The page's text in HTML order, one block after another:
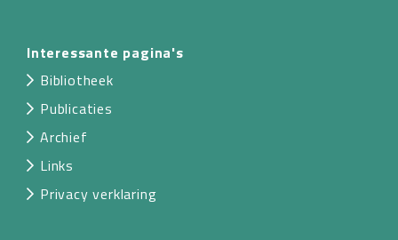
Interessante pagina's
Bibliotheek
Publicaties
Archief
Links
Privacy verklaring